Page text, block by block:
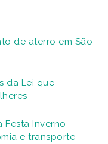
de aterro em São
da Lei que
Festa Inverno
e transporte